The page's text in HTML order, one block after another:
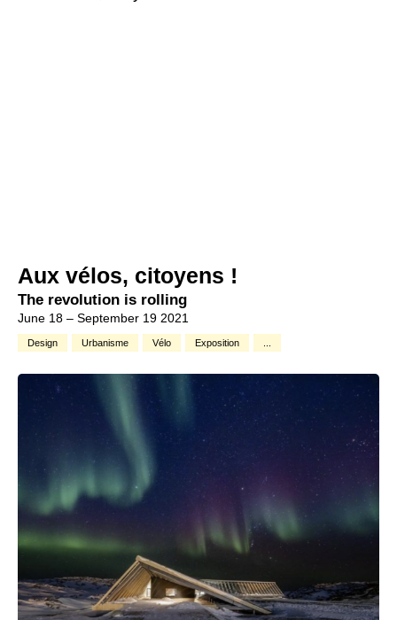
Aux vélos, citoyens !
The revolution is rolling
June 18 – September 19 2021
Design Urbanisme Vélo Exposition